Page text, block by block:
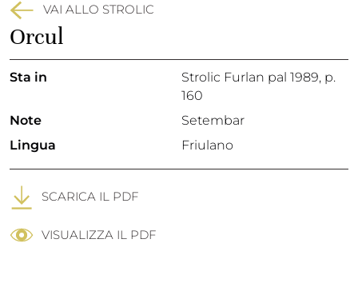
VAI ALLO STROLIC
Orcul
Sta in Strolic Furlan pal 1989, p.
160
Note
Setembar
Lingua
Friulano
SCARICA IL PDF
VISUALIZZA IL PDF